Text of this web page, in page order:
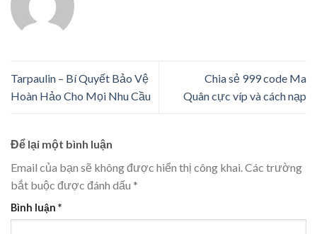
Tarpaulin – Bí Quyết Bảo Vệ
Hoàn Hảo Cho Mọi Nhu Cầu
Chia sẻ 999 code Ma
Quân cực víp và cách nạp
Để lại một bình luận
Email của bạn sẽ không được hiển thị công khai. Các trường
bắt buộc được đánh dấu *
Bình luận *